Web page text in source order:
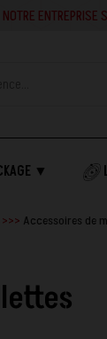
SERA
▼
Accessoires de